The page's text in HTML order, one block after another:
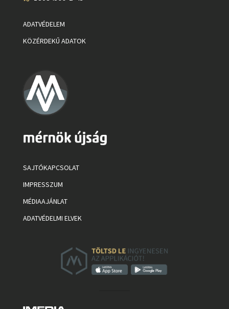
ADATVÉDELEM
KÖZÉRDEKŰ ADATOK
SAJTÓKAPCSOLAT
IMPRESSZUM
MÉDIAAJÁNLAT
ADATVÉDELMI ELVEK